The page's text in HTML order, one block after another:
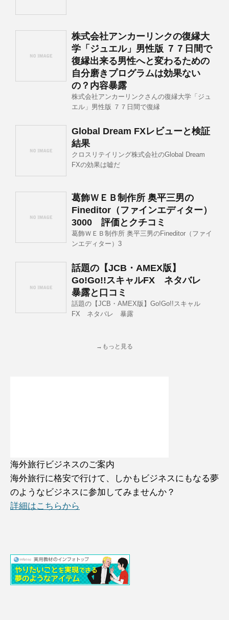
株式会社アンカーリンクの復縁大
学「ジュエル」男性版 ７７日間で
復縁出来る男性へと変わるための
自分磨きプログラムは効果ない
の？内容暴露
株式会社アンカーリンクさんの復縁大学「ジュ
エル」男性版 ７７日間で復縁
Global Dream FXレビューと検証
結果
クロスリテイリング株式会社のGlobal Dream
FXの効果は嘘だ
葛飾ＷＥＢ制作所 奥平三男の
Fineditor（ファインエディター）
3000 評価とクチコミ
葛飾ＷＥＢ制作所 奥平三男のFineditor（ファイ
ンエディター）3
話題の【JCB・AMEX版】
Go!Go!!スキャルFX ネタバレ
暴露と口コミ
話題の【JCB・AMEX版】Go!Go!!スキャル
FX ネタバレ 暴露
→もっと見る
海外旅行ビジネスのご案内
海外旅行に格安で行けて、しかもビジネスにもなる夢
のようなビジネスに参加してみませんか？
詳細はこちらから